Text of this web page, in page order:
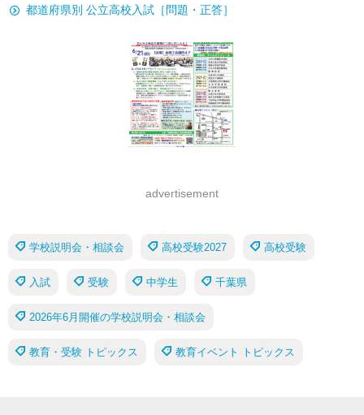
都道府県別 公立高校入試［問題・正答］
advertisement
学校説明会・相談会 高校受験2027 高校受験
入試 受験 中学生 千葉県
2026年6月開催の学校説明会・相談会
教育・受験 トピックス 教育イベント トピックス